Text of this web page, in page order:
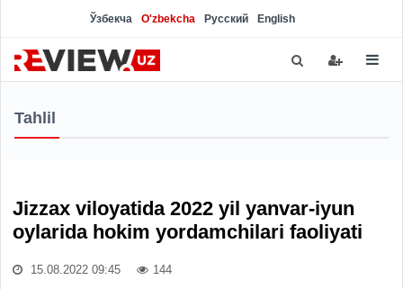
Ўзбекча O'zbekcha Русский English
Tahlil
Jizzax viloyatida 2022 yil yanvar-iyun
oylarida hokim yordamchilari faoliyati
15.08.2022 09:45 144